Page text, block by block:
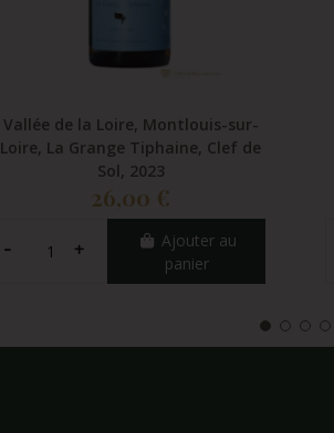
Vallée de la Loire, Montlouis-sur-
Loire, La Grange Tiphaine, Clef de
Sol, 2023
26,00 €
Ajouter au
panier